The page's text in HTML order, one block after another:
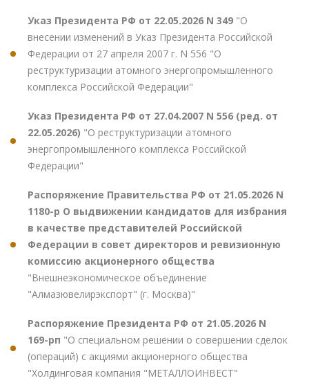
Указ Президента РФ от 22.05.2026 N 349 "О
внесении изменений в Указ Президента Российской
Федерации от 27 апреля 2007 г. N 556 "О
реструктуризации атомного энергопромышленного
комплекса Российской Федерации"
Указ Президента РФ от 27.04.2007 N 556 (ред. от
22.05.2026) "О реструктуризации атомного
энергопромышленного комплекса Российской
Федерации"
Распоряжение Правительства РФ от 21.05.2026 N
1180-р О выдвижении кандидатов для избрания
в качестве представителей Российской
Федерации в совет директоров и ревизионную
комиссию акционерного общества
"Внешнеэкономическое объединение
"Алмазювелирэкспорт" (г. Москва)"
Распоряжение Президента РФ от 21.05.2026 N
169-рп "О специальном решении о совершении сделок
(операций) с акциями акционерного общества
"Холдинговая компания "МЕТАЛЛОИНВЕСТ"